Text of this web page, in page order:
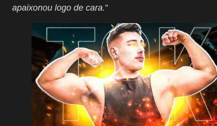
apaixonou logo de cara.”